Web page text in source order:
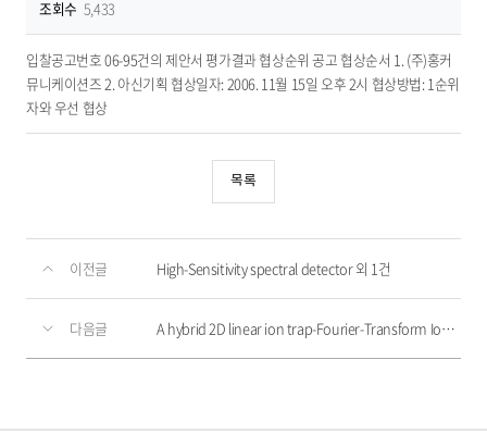
조회수 5,433
입찰공고번호 06-95건의 제안서 평가결과 협상순위 공고 협상순서 1. (주)홍커
뮤니케이션즈 2. 아신기획 협상일자: 2006. 11월 15일 오후 2시 협상방법: 1순위
자와 우선 협상
목록
이전글 High-Sensitivity spectral detector 외 1건
다음글 A hybrid 2D linear ion trap-Fourier-Transform Ion Cyclotron Resonance Mass Spectrometer System